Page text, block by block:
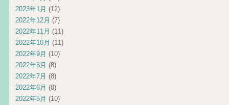
2023年1月 (12)
2022年12月 (7)
2022年11月 (11)
2022年10月 (11)
2022年9月 (10)
2022年8月 (8)
2022年7月 (8)
2022年6月 (8)
2022年5月 (10)